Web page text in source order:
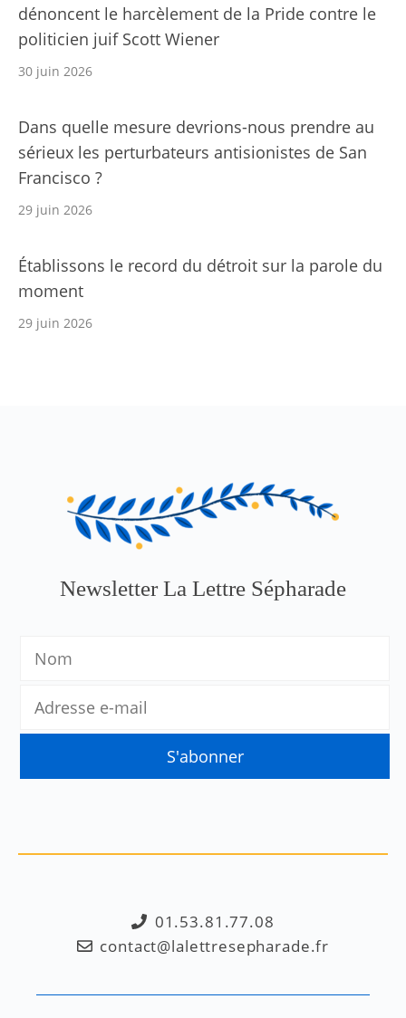
dénoncent le harcèlement de la Pride contre le
politicien juif Scott Wiener
30 juin 2026
Dans quelle mesure devrions-nous prendre au
sérieux les perturbateurs antisionistes de San
Francisco ?
29 juin 2026
Établissons le record du détroit sur la parole du
moment
29 juin 2026
Newsletter La Lettre Sépharade
01.53.81.77.08
contact@lalettresepharade.fr